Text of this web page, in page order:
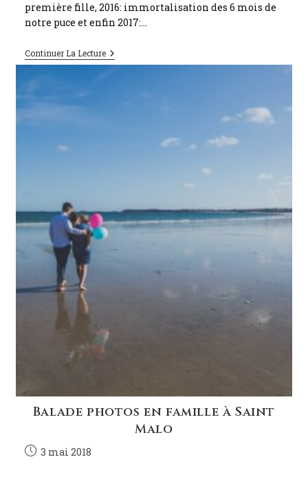
première fille, 2016: immortalisation des 6 mois de
notre puce et enfin 2017:…
Continuer La Lecture
Balade photos en famille à Saint
Malo
3 mai 2018